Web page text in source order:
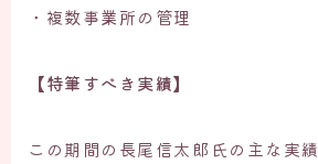
・複数事業所の管理
【特筆すべき実績】
この期間の長尾信太郎氏の主な実績